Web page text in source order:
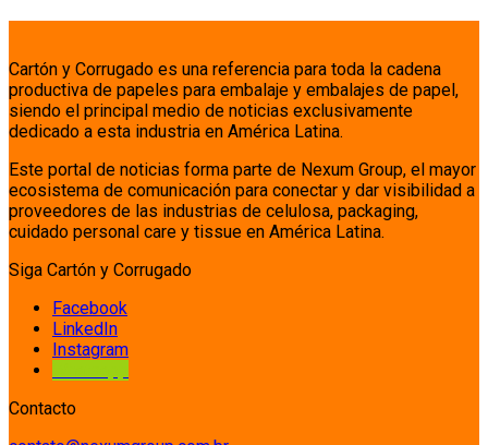
Cartón y Corrugado es una referencia para toda la cadena
productiva de papeles para embalaje y embalajes de papel,
siendo el principal medio de noticias exclusivamente
dedicado a esta industria en América Latina.
Este portal de noticias forma parte de Nexum Group, el mayor
ecosistema de comunicación para conectar y dar visibilidad a
proveedores de las industrias de celulosa, packaging,
cuidado personal care y tissue en América Latina.
Siga Cartón y Corrugado
Facebook
LinkedIn
Instagram
Contacto